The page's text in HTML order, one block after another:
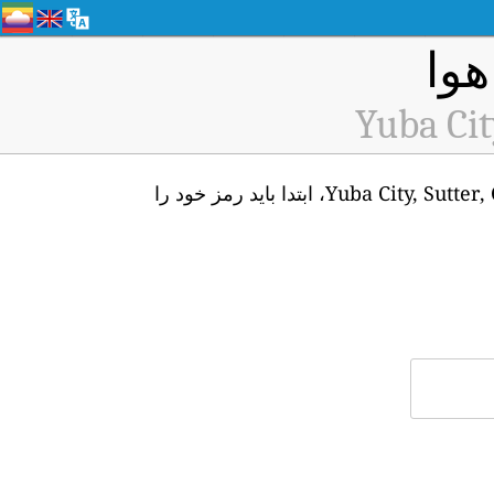
Yuba
برای دسترسی به API داده‌های بی‌درنگ ایستگاه پایش کیفیت هوای Yuba City, Sutter, California (ID: H307)، ابتدا باید رمز خود را